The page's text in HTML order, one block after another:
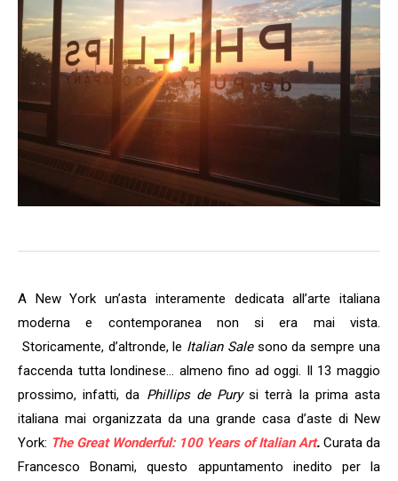
A New York un’asta interamente dedicata all’arte italiana
moderna e contemporanea non si era mai vista.
Storicamente, d’altronde, le Italian Salesono da sempre una
faccenda tutta londinese… almeno fino ad oggi. Il 13 maggio
prossimo, infatti, da Phillips de Purysi terrà la prima asta
italiana mai organizzata da una grande casa d’aste di New
York: The Great Wonderful: 100 Years of Italian Art. Curata da
Francesco Bonami, questo appuntamento inedito per la